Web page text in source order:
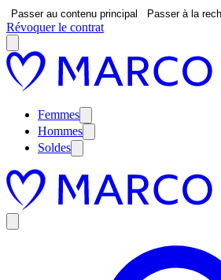
Passer au contenu principal Passer à la
Révoquer le contrat
Femmes
Hommes
Soldes